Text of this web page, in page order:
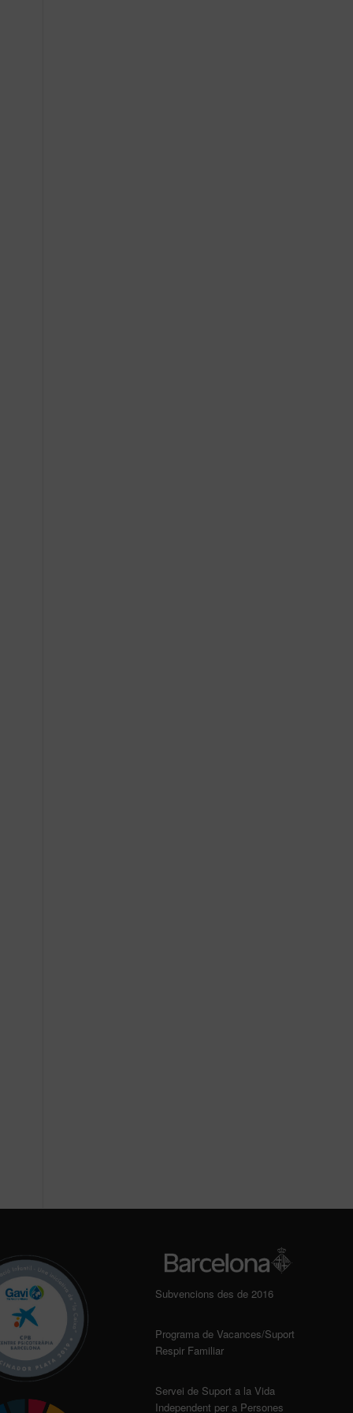
Subvencions des de 2016
Programa de Vacances/Suport
Respir Familiar
Servei de Suport a la Vida
Independent per a Persones